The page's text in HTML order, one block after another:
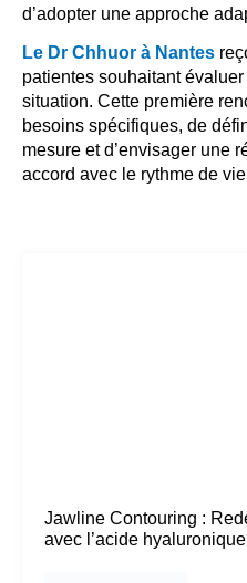
d’adopter une approche
Le Dr Chhuor à Nantes
patientes souhaitant
situation. Cette première
besoins spécifiques, de
mesure et d’envisager une
accord avec le rythme de
Jawline Contouring :
avec l’acide hyaluronique